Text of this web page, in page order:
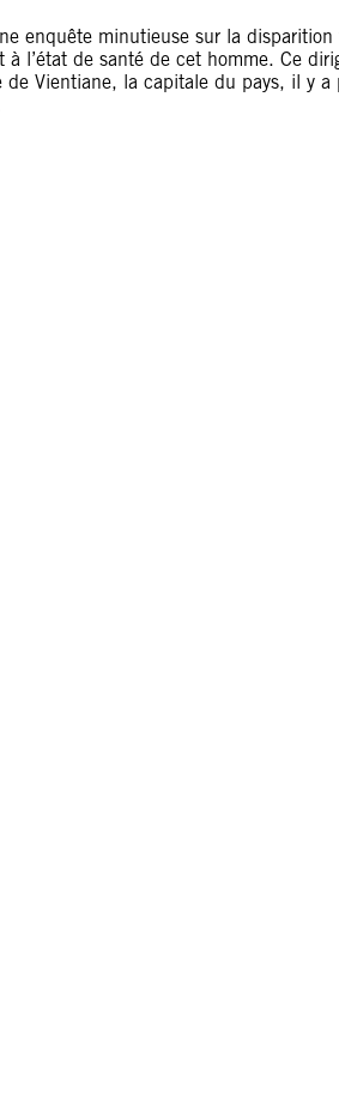
enquête minutieuse sur la
l’état de santé de cet homme. Ce
Vientiane, la capitale du pays, il y a